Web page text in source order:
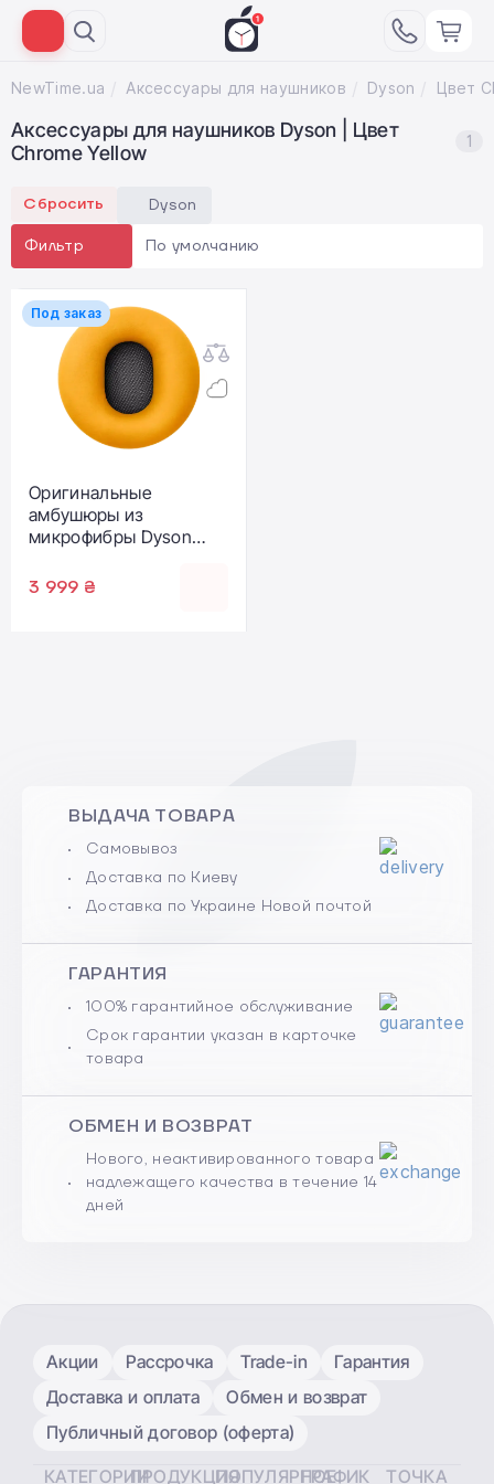
NewTime.ua Аксессуары для наушников Dyson Цвет
Аксессуары для наушников Dyson | Цвет
Chrome Yellow
1
Сбросить Dyson
Фильтр По умолчанию
Под заказ
Оригинальные
амбушюры из
микрофибры Dyson
Chrome Yellow (974195-
3 999 ₴
ВЫДАЧА ТОВАРА
Самовывоз
Доставка по Киеву
Доставка по Украине Новой почтой
ГАРАНТИЯ
100% гарантийное обслуживание
Срок гарантии указан в карточке
товара
ОБМЕН И ВОЗВРАТ
Нового, неактивированного товара
надлежащего качества в течение 14
дней
Акции Рассрочка Trade-in
Гарантия
Доставка и оплата
Обмен и возврат
Публичный договор (оферта)
КАТЕГОРИИПРОДУКЦИЯПОПУЛЯРНОЕГРАФИК
ТОЧКА